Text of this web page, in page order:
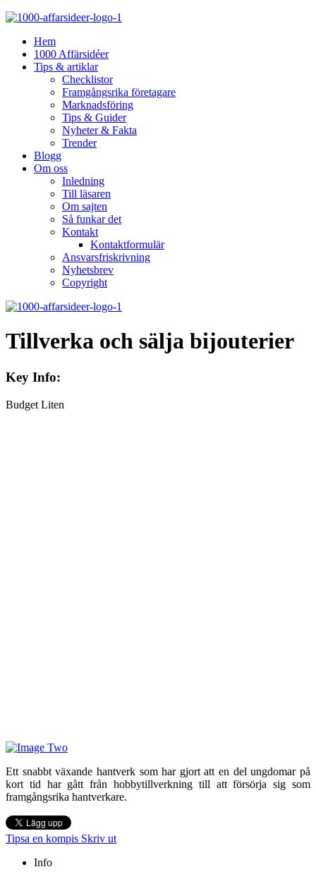
Hem
1000 Affärsidéer
Tips & artiklar
Checklistor
Framgångsrika företagare
Marknadsföring
Tips & Guider
Nyheter & Fakta
Trender
Blogg
Om oss
Inledning
Till läsaren
Om sajten
Så funkar det
Kontakt
Kontaktformulär
Ansvarsfriskrivning
Nyhetsbrev
Copyright
Tillverka och sälja bijouterier
Key Info:
Budget Liten
Ett snabbt växande hantverk som har gjort att en del ungdomar på
kort tid har gått från hobbytillverkning till att försörja sig som
framgångsrika hantverkare.
Tipsa en kompis Skriv ut
Info